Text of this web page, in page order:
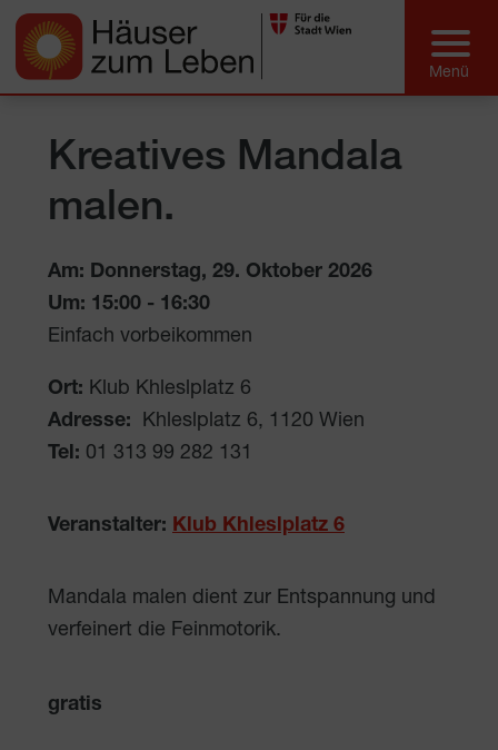
Kreatives Mandala
malen.
Am: Donnerstag, 29. Oktober 2026
Um: 15:00 - 16:30
Einfach vorbeikommen
Ort: Klub Khleslplatz 6
Adresse:
Khleslplatz 6, 1120 Wien
Tel: 01 313 99 282 131
Veranstalter: Klub Khleslplatz 6
Mandala malen dient zur Entspannung und
verfeinert die Feinmotorik.
gratis